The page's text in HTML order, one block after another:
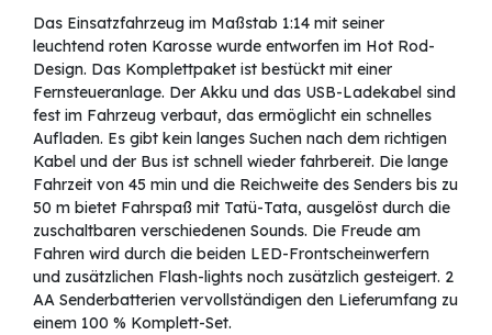
Das Einsatzfahrzeug im Maßstab 1:14 mit seiner
leuchtend roten Karosse wurde entworfen im Hot Rod-
Design. Das Komplettpaket ist bestückt mit einer
Fernsteueranlage. Der Akku und das USB-Ladekabel sind
fest im Fahrzeug verbaut, das ermöglicht ein schnelles
Aufladen. Es gibt kein langes Suchen nach dem richtigen
Kabel und der Bus ist schnell wieder fahrbereit. Die lange
Fahrzeit von 45 min und die Reichweite des Senders bis zu
50 m bietet Fahrspaß mit Tatü-Tata, ausgelöst durch die
zuschaltbaren verschiedenen Sounds. Die Freude am
Fahren wird durch die beiden LED-Frontscheinwerfern
und zusätzlichen Flash-lights noch zusätzlich gesteigert. 2
AA Senderbatterien vervollständigen den Lieferumfang zu
einem 100 % Komplett-Set.